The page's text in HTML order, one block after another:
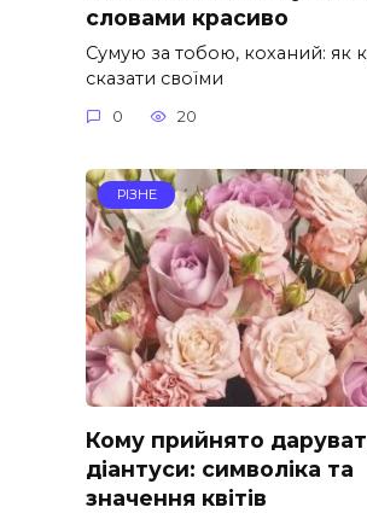
словами красиво
Сумую за тобою, коханий: як
сказати своїми
0 20
РІЗНЕ
Кому прийнято
діантуси: символіка та
значення квітів